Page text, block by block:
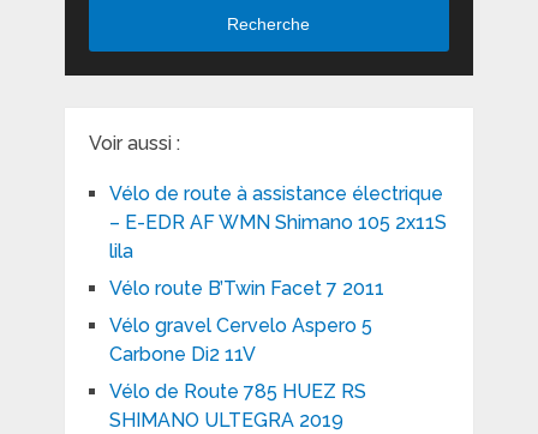
Recherche
Voir aussi :
Vélo de route à assistance électrique
– E-EDR AF WMN Shimano 105 2x11S
lila
Vélo route B’Twin Facet 7 2011
Vélo gravel Cervelo Aspero 5
Carbone Di2 11V
Vélo de Route 785 HUEZ RS
SHIMANO ULTEGRA 2019